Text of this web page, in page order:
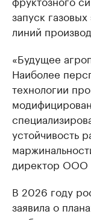
запуск
линий
«Будущее
Наиболее
технологии
устойчивость
директор ООО
В 2026 году
заявила о